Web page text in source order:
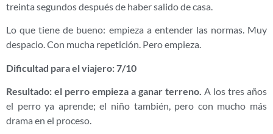
treinta segundos después de haber salido de casa.
Lo que tiene de bueno: empieza a entender las normas. Muy
despacio. Con mucha repetición. Pero empieza.
Dificultad para el viajero: 7/10
Resultado: el perro empieza a ganar terreno. A los tres años
el perro ya aprende; el niño también, pero con mucho más
drama en el proceso.